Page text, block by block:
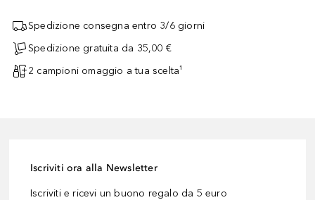
Spedizione consegna entro 3/6 giorni
Spedizione gratuita da 35,00 €
2 campioni omaggio a tua scelta¹
Iscriviti ora alla Newsletter
Iscriviti e ricevi un buono regalo da 5 euro